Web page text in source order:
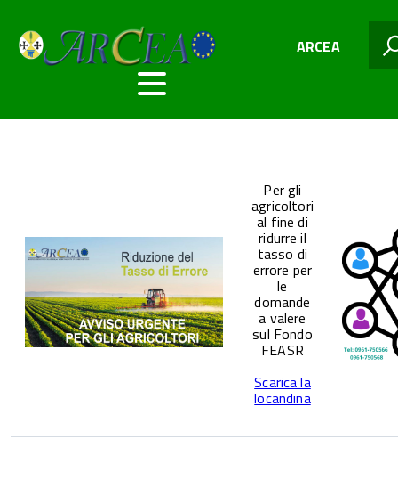
ARCEA
Per gli
agricoltori
al fine di
ridurre il
tasso di
errore per
le
domande
a valere
sul Fondo
FEASR
Scarica la
locandina